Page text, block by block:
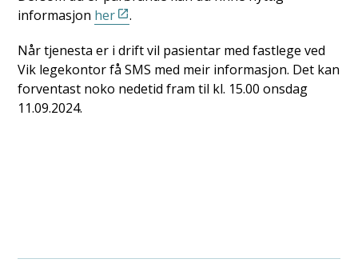
informasjon her
.
Når tjenesta er i drift vil pasientar med fastlege ved
Vik legekontor få SMS med meir informasjon. Det kan
forventast noko nedetid fram til kl. 15.00 onsdag
11.09.2024.